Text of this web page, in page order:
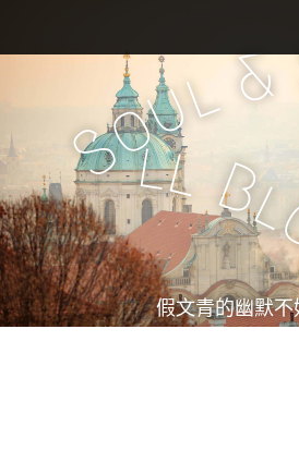
e
n
u
i
c
n
t
e
n
t
Soul&
ll B
假文青的幽默不